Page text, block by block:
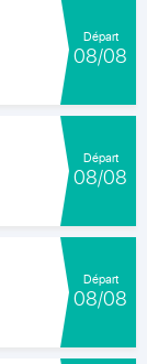
Départ
08/08
Départ
08/08
Départ
08/08